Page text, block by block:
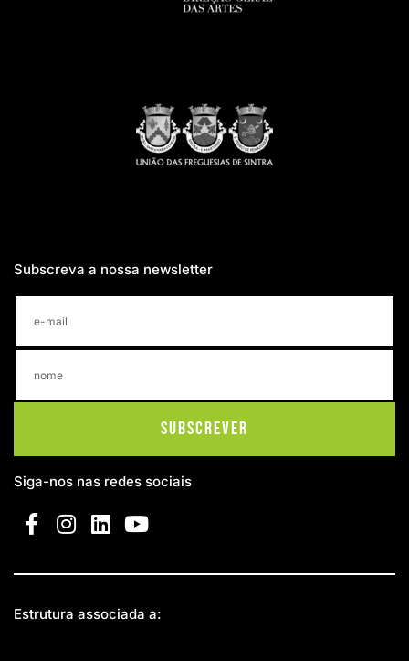
Subscreva a nossa newsletter
Subscrever
Siga-nos nas redes sociais
Estrutura associada a: